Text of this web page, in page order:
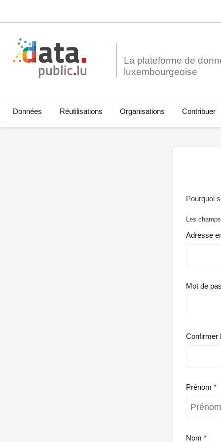
La plateforme de
Données Réutilisations Organisations Contribuer
Pourquoi
Les
Adresse
Mot de
Confirmer
Prénom
Nom